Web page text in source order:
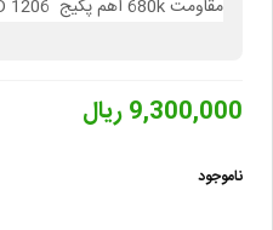
مقاومت 680k اهم پکیج 1206 SMD رول 5000 عددی
9,300,000 ریال
ناموجود